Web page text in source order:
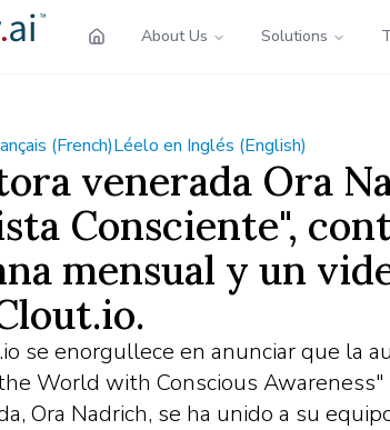
About Us Solutions
(French)Léelo en Inglés (English)
venerada Ora
Consciente",
mensual y un
se enorgullece en anunciar que la
World with Conscious
Ora Nadrich, se ha unido a su